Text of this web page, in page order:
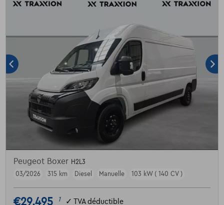
Peugeot Boxer H2L3
03/2026
315 km Diesel Manuelle 103 kW ( 140 CV )
€29.495 1 ✓ TVA déductible